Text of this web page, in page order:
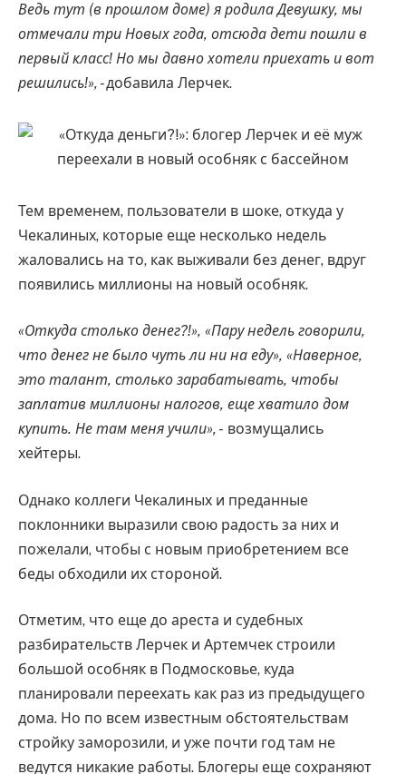
Ведь тут (в прошлом доме) я родила Девушку, мы
отмечали три Новых года, отсюда дети пошли в
первый класс! Но мы давно хотели приехать и вот
решились!», -добавила Лерчек.
Тем временем, пользователи в шоке, откуда у
Чекалиных, которые еще несколько недель
жаловались на то, как выживали без денег, вдруг
появились миллионы на новый особняк.
«Откуда столько денег?!», «Пару недель говорили,
что денег не было чуть ли ни на еду», «Наверное,
это талант, столько зарабатывать, чтобы
заплатив миллионы налогов, еще хватило дом
купить. Не там меня учили», - возмущались
хейтеры.
Однако коллеги Чекалиных и преданные
поклонники выразили свою радость за них и
пожелали, чтобы с новым приобретением все
беды обходили их стороной.
Отметим, что еще до ареста и судебных
разбирательств Лерчек и Артемчек строили
большой особняк в Подмосковье, куда
планировали переехать как раз из предыдущего
дома. Но по всем известным обстоятельствам
стройку заморозили, и уже почти год там не
ведутся никакие работы. Блогеры еще сохраняют